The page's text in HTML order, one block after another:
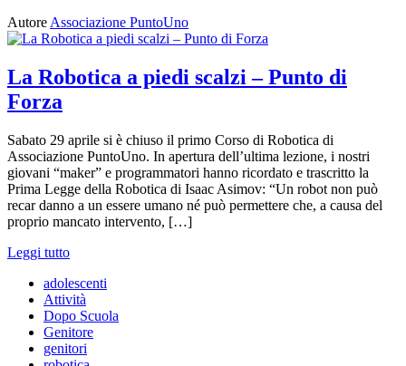
Autore Associazione PuntoUno
La Robotica a piedi scalzi – Punto di
Forza
Sabato 29 aprile si è chiuso il primo Corso di Robotica di
Associazione PuntoUno. In apertura dell’ultima lezione, i nostri
giovani “maker” e programmatori hanno ricordato e trascritto la
Prima Legge della Robotica di Isaac Asimov: “Un robot non può
recar danno a un essere umano né può permettere che, a causa del
proprio mancato intervento, […]
Leggi tutto
adolescenti
Attività
Dopo Scuola
Genitore
genitori